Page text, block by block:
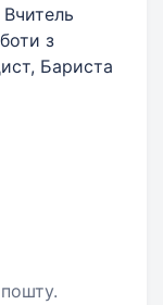
з
Бариста